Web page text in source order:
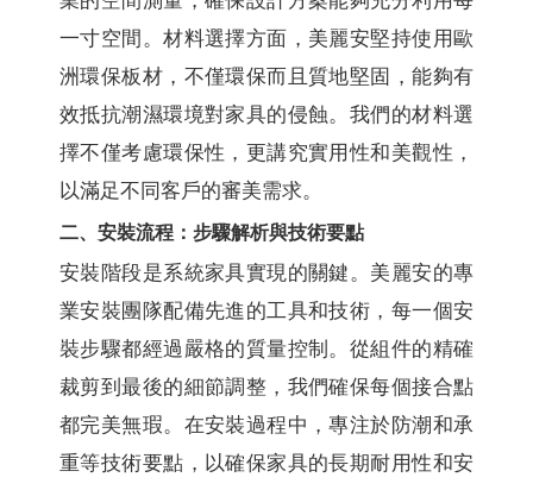
一寸空間。材料選擇方面，美麗安堅持使用歐
洲環保板材，不僅環保而且質地堅固，能夠有
效抵抗潮濕環境對家具的侵蝕。我們的材料選
擇不僅考慮環保性，更講究實用性和美觀性，
以滿足不同客戶的審美需求。
二、安裝流程：步驟解析與技術要點
安裝階段是系統家具實現的關鍵。美麗安的專
業安裝團隊配備先進的工具和技術，每一個安
裝步驟都經過嚴格的質量控制。從組件的精確
裁剪到最後的細節調整，我們確保每個接合點
都完美無瑕。在安裝過程中，專注於防潮和承
重等技術要點，以確保家具的長期耐用性和安